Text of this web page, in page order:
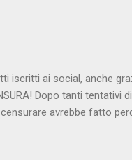
iscritti ai social, anche
Dopo tanti tentativi
avrebbe fatto
con AGCOM)